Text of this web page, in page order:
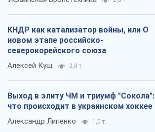
КНДР как катализатор войны, или О
новом этапе российско-
северокорейского союза
Алексей Кущ 2,8 т.
Выход в элиту ЧМ и триумф "Сокола":
что происходит в украинском хоккее
Александр Липенко 1,0 т.